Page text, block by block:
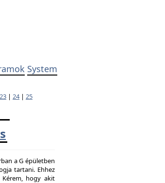
System
23 | 24| 25
a G épületben
tartani. Ehhez
hogy akit